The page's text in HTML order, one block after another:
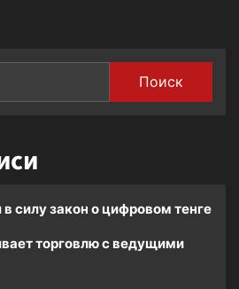
Поиск
в силу закон о цифровом тенге
торговлю с ведущими